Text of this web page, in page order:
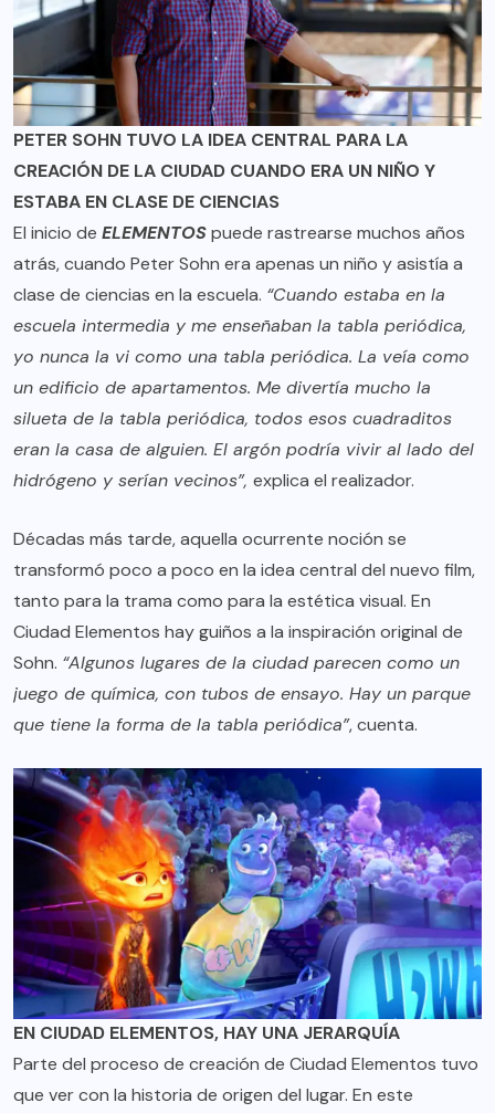
PETER SOHN TUVO LA IDEA CENTRAL PARA LA
CREACIÓN DE LA CIUDAD CUANDO ERA UN NIÑO Y
ESTABA EN CLASE DE CIENCIAS
El inicio de ELEMENTOSpuede rastrearse muchos años
atrás, cuando Peter Sohn era apenas un niño y asistía a
clase de ciencias en la escuela. “Cuando estaba en la
escuela intermedia y me enseñaban la tabla periódica,
yo nunca la vi como una tabla periódica. La veía como
un edificio de apartamentos. Me divertía mucho la
silueta de la tabla periódica, todos esos cuadraditos
eran la casa de alguien. El argón podría vivir al lado del
hidrógeno y serían vecinos”, explica el realizador.
Décadas más tarde, aquella ocurrente noción se
transformó poco a poco en la idea central del nuevo film,
tanto para la trama como para la estética visual. En
Ciudad Elementos hay guiños a la inspiración original de
Sohn. “Algunos lugares de la ciudad parecen como un
juego de química, con tubos de ensayo. Hay un parque
que tiene la forma de la tabla periódica”, cuenta.
EN CIUDAD ELEMENTOS, HAY UNA JERARQUÍA
Parte del proceso de creación de Ciudad Elementos tuvo
que ver con la historia de origen del lugar. En este